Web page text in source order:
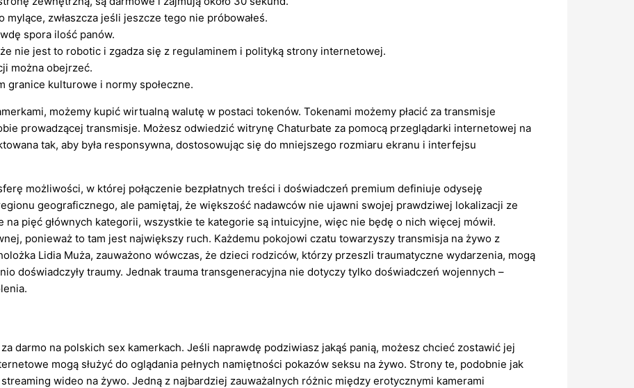
zwłaszcza jeśli jeszcze tego nie próbowałeś.
spora ilość panów.
nie jest to robotic i zgadza się z regulaminem i polityką strony internetowej.
można obejrzeć.
granice kulturowe i normy społeczne.
możemy kupić wirtualną walutę w postaci tokenów. Tokenami możemy płacić za transmisje
prowadzącej transmisje. Możesz odwiedzić witrynę Chaturbate za pomocą przeglądarki internetowej na
tak, aby była responsywna, dostosowując się do mniejszego rozmiaru ekranu i interfejsu
możliwości, w której połączenie bezpłatnych treści i doświadczeń premium definiuje odyseję
geograficznego, ale pamiętaj, że większość nadawców nie ujawni swojej prawdziwej lokalizacji ze
pięć głównych kategorii, wszystkie te kategorie są intuicyjne, więc nie będę o nich więcej mówił.
ponieważ to tam jest największy ruch. Każdemu pokojowi czatu towarzyszy transmisja na żywo z
Lidia Muża, zauważono wówczas, że dzieci rodziców, którzy przeszli traumatyczne wydarzenia, mogą
doświadczyły traumy. Jednak trauma transgeneracyjna nie dotyczy tylko doświadczeń wojennych –
darmo na polskich sex kamerkach. Jeśli naprawdę podziwiasz jakąś panią, możesz chcieć zostawić jej
mogą służyć do oglądania pełnych namiętności pokazów seksu na żywo. Strony te, podobnie jak
wideo na żywo. Jedną z najbardziej zauważalnych różnic między erotycznymi kamerami